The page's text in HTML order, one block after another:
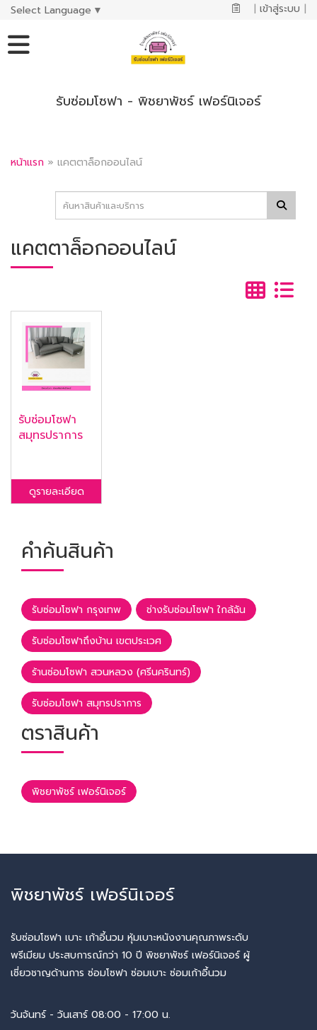
Select Language ▼ | เข้าสู่ระบบ |
รับซ่อมโซฟา - พิชยาพัชร์ เฟอร์นิเจอร์
หน้าแรก » แคตตาล็อกออนไลน์
แคตตาล็อกออนไลน์
รับซ่อมโซฟา
สมุทรปราการ
ดูรายละเอียด
คำค้นสินค้า
รับซ่อมโซฟา กรุงเทพ ช่างรับซ่อมโซฟา ใกล้ฉัน
รับซ่อมโซฟาถึงบ้าน เขตประเวศ
ร้านซ่อมโซฟา สวนหลวง (ศรีนครินทร์)
รับซ่อมโซฟา สมุทรปราการ
ตราสินค้า
พิชยาพัชร์ เฟอร์นิเจอร์
พิชยาพัชร์ เฟอร์นิเจอร์
รับซ่อมโซฟา เบาะ เก้าอี้นวม หุ้มเบาะหนังงานคุณภาพระดับ
พรีเมียม ประสบการณ์กว่า 10 ปี พิชยาพัชร์ เฟอร์นิเจอร์ ผู้
เชี่ยวชาญด้านการ ซ่อมโซฟา ซ่อมเบาะ ซ่อมเก้าอี้นวม
วันจันทร์ - วันเสาร์ 08:00 - 17:00 น.